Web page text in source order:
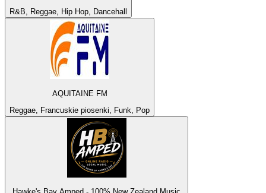
R&B, Reggae, Hip Hop, Dancehall
AQUITAINE FM
Reggae, Francuskie piosenki, Funk, Pop